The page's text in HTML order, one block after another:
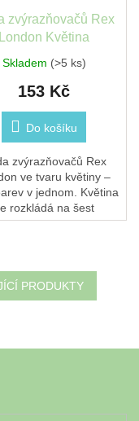
zvýrazňovačů Rex
London Květina
Skladem (>5 ks)
153 Kč
Do košíku
zvýrazňovačů Rex
ve tvaru květiny –
v jednom. Květina
rozkládá na šest
modrou,
a...
PRODUKTY